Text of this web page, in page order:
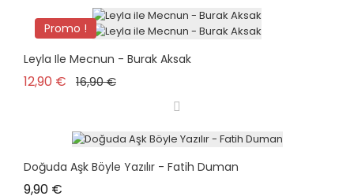
Promo !
Leyla Ile Mecnun - Burak Aksak
12,90 € Prix de base
16,90 €Prix
Doğuda Aşk Böyle Yazılır - Fatih Duman
9,90 €